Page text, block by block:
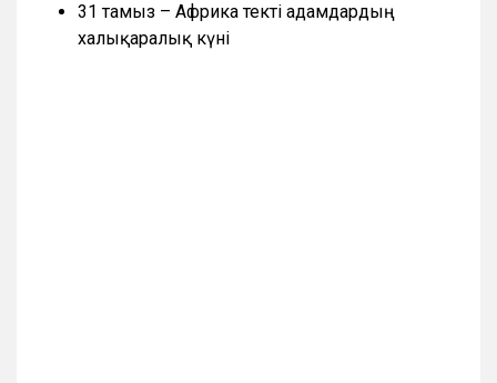
31 тамыз – Африка текті адамдардың
халықаралық күні